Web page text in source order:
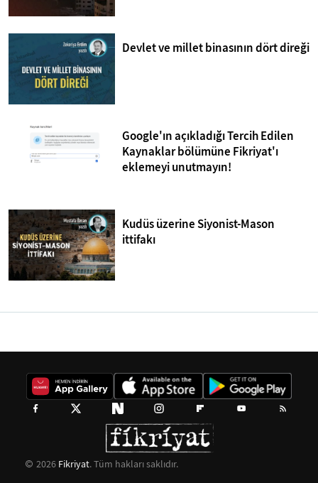
Devlet ve millet binasının dört direği
Google'ın açıkladığı Tercih Edilen
Kaynaklar bölümüne Fikriyat'ı
eklemeyi unutmayın!
Kudüs üzerine Siyonist-Mason
ittifakı
2026 Fikriyat. Tüm hakları saklıdır.